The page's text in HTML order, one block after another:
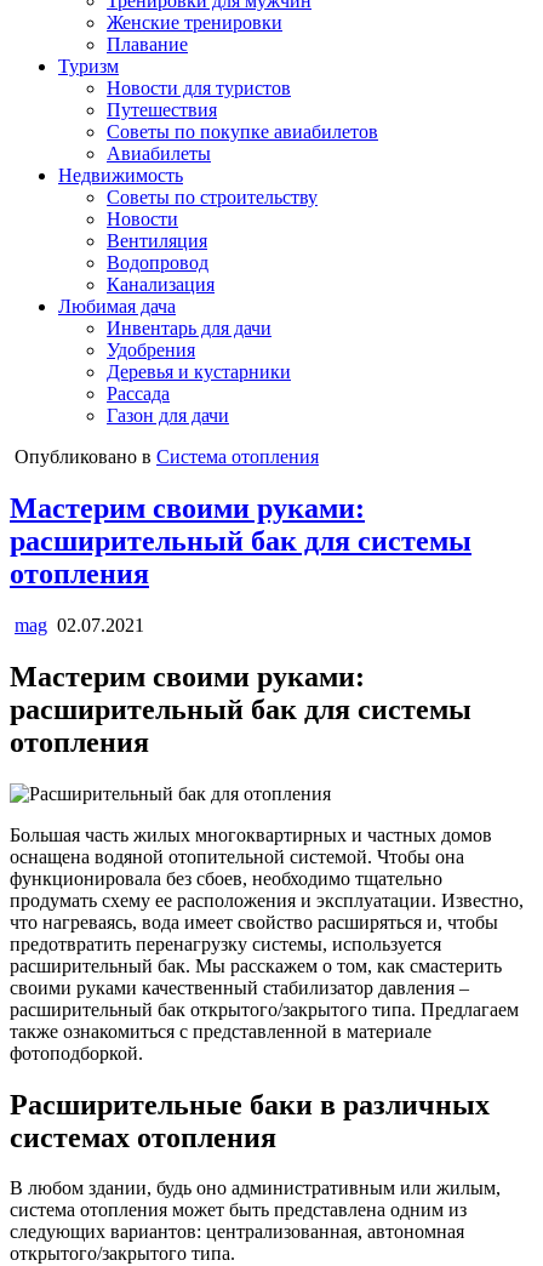
Женские тренировки
Плавание
Туризм
Новости для туристов
Путешествия
Советы по покупке авиабилетов
Авиабилеты
Недвижимость
Советы по строительству
Новости
Вентиляция
Водопровод
Канализация
Любимая дача
Инвентарь для дачи
Удобрения
Деревья и кустарники
Рассада
Газон для дачи
Опубликовано в Система отопления
Мастерим своими руками:
расширительный бак для системы
отопления
mag 02.07.2021
Мастерим своими руками:
расширительный бак для системы
отопления
Большая часть жилых многоквартирных и частных домов
оснащена водяной отопительной системой. Чтобы она
функционировала без сбоев, необходимо тщательно
продумать схему ее расположения и эксплуатации. Известно,
что нагреваясь, вода имеет свойство расширяться и, чтобы
предотвратить перенагрузку системы, используется
расширительный бак. Мы расскажем о том, как смастерить
своими руками качественный стабилизатор давления –
расширительный бак открытого/закрытого типа. Предлагаем
также ознакомиться с представленной в материале
фотоподборкой.
Расширительные баки в различных
системах отопления
В любом здании, будь оно административным или жилым,
система отопления может быть представлена одним из
следующих вариантов: централизованная, автономная
открытого/закрытого типа.